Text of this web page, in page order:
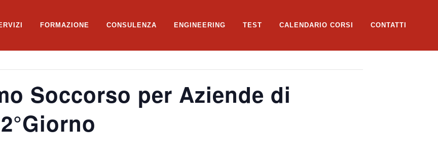
FORMAZIONE CONSULENZA ENGINEERING TEST CALENDARIO CORSI CONTATTI
Soccorso per Aziende di